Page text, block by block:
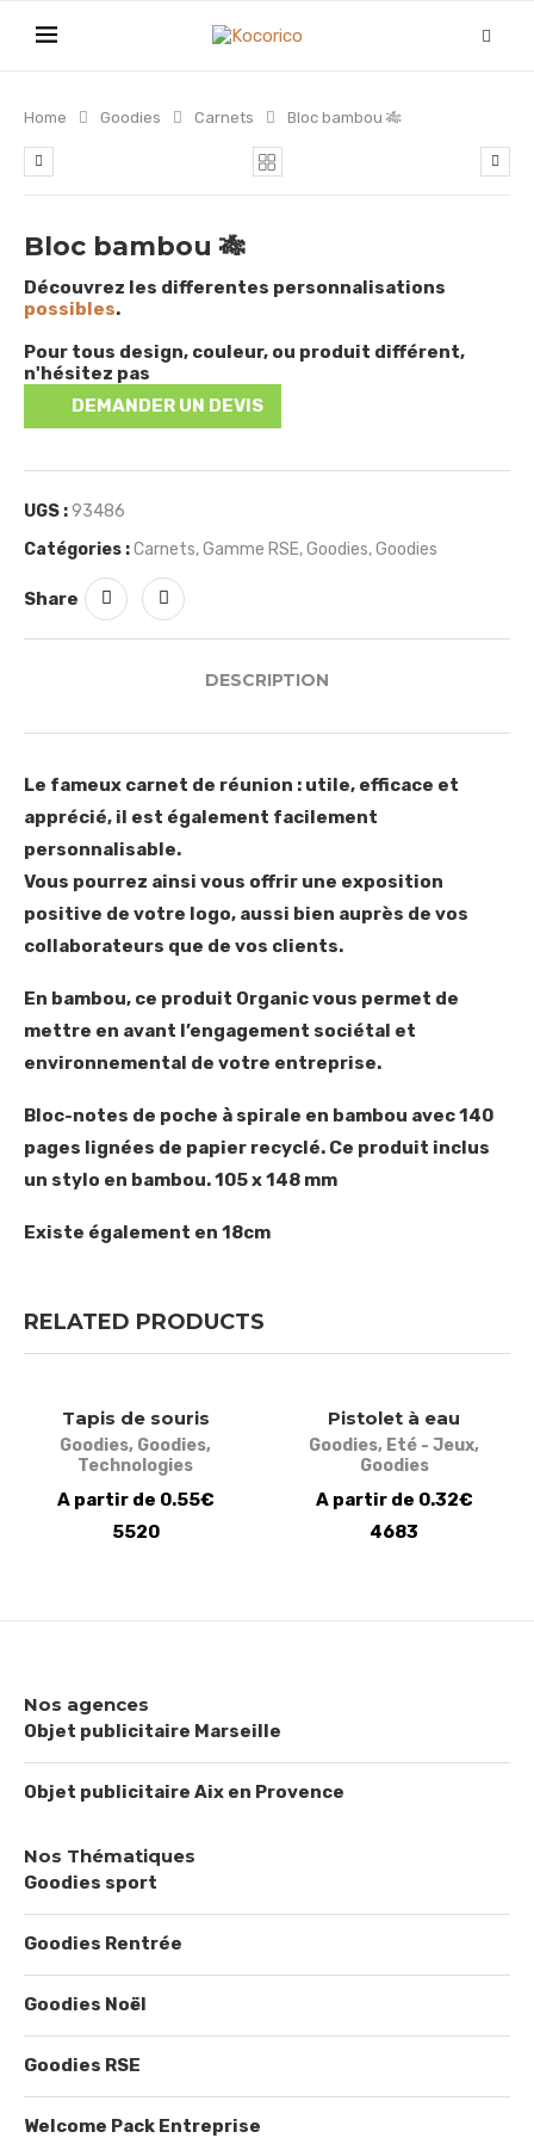
Home Goodies Carnets Bloc bambou 🎋
Bloc bambou 🎋
Découvrez les differentes personnalisations
possibles.
Pour tous design, couleur, ou produit différent,
n'hésitez pas
DEMANDER UN DEVIS
UGS :93486
Catégories :Carnets,Gamme RSE,Goodies,Goodies
Share
DESCRIPTION
Le fameux carnet de réunion : utile, efficace et
apprécié, il est également facilement
personnalisable.
Vous pourrez ainsi vous offrir une exposition
positive de votre logo, aussi bien auprès de vos
collaborateurs que de vos clients.
En bambou, ce produit Organic vous permet de
mettre en avant l’engagement sociétal et
environnemental de votre entreprise.
Bloc-notes de poche à spirale en bambou avec 140
pages lignées de papier recyclé. Ce produit inclus
un stylo en bambou. 105 x 148 mm
Existe également en 18cm
RELATED PRODUCTS
Tapis de souris
Goodies, Goodies,
Technologies
A partir de 0.55€
5520
Pistolet à eau
Goodies, Eté - Jeux,
Goodies
A partir de 0.32€
4683
Nos agences
Objet publicitaire Marseille
Objet publicitaire Aix en Provence
Nos Thématiques
Goodies sport
Goodies Rentrée
Goodies Noël
Goodies RSE
Welcome Pack Entreprise